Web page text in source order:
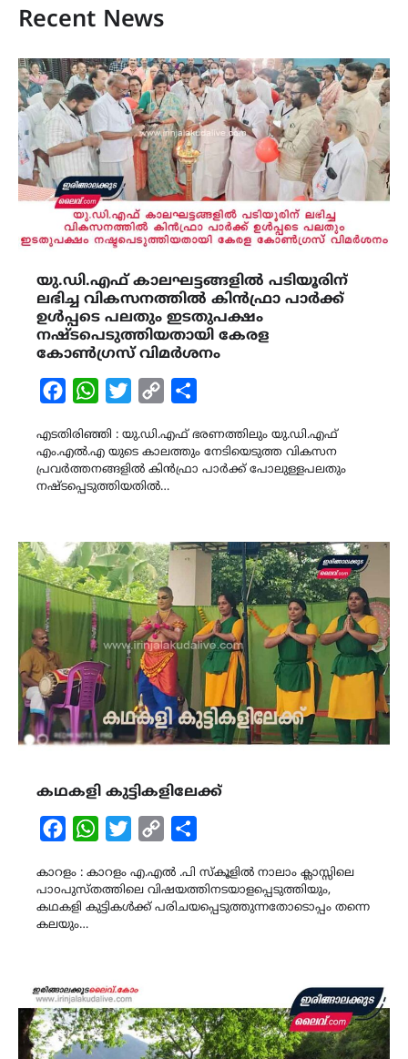
Recent News
യു.ഡി.എഫ് കാലഘട്ടങ്ങളിൽ പടിയൂരിന്
ലഭിച്ച വികസനത്തിൽ കിൻഫ്രാ പാർക്ക്
ഉൾപ്പടെ പലതും ഇടതുപക്ഷം
നഷ്ടപെടുത്തിയതായി കേരള
കോൺഗ്രസ്‌ വിമർശനം
FacebookWhatsAppTwitterCopy
എടതിരിഞ്ഞി : യു.ഡി.എഫ് ഭരണത്തിലും യു.ഡി.എഫ്
എം.എൽ.എ യുടെ കാലത്തും നേടിയെടുത്ത വികസന
പ്രവർത്തനങ്ങളിൽ കിൻഫ്രാ പാർക്ക് പോലുള്ളപലതും
നഷ്ടപ്പെടുത്തിയതിൽ…
കഥകളി കുട്ടികളിലേക്ക്
FacebookWhatsAppTwitterCopy
കാറളം : കാറളം എ.എൽ .പി സ്കൂളിൽ നാലാം ക്ലാസ്സിലെ
പാoപുസ്തത്തിലെ വിഷയത്തിനടയാളപ്പെടുത്തിയും,
കഥകളി കുട്ടികൾക്ക് പരിചയപ്പെടുത്തുന്നതോടൊപ്പം തന്നെ
കലയും…